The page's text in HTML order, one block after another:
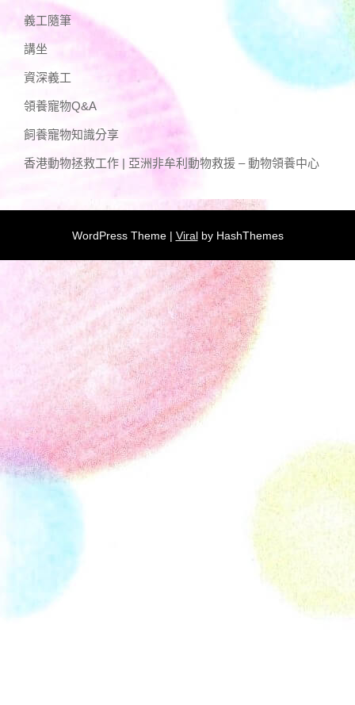
義工隨筆
講坐
資深義工
領養寵物Q&A
飼養寵物知識分享
香港動物拯救工作 | 亞洲非牟利動物救援 – 動物領養中心
WordPress Theme | Viralby HashThemes